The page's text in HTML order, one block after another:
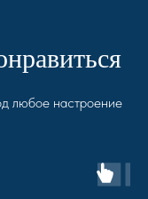
любое настроение